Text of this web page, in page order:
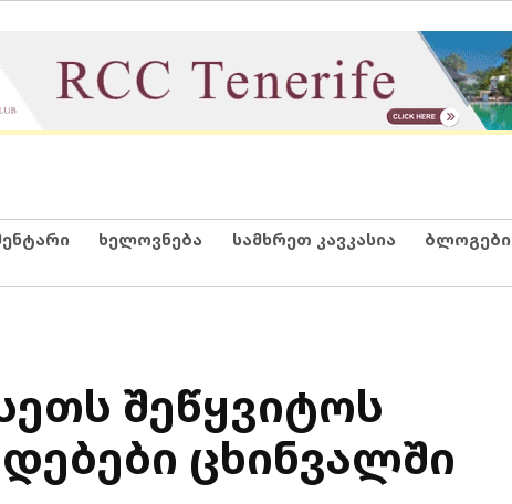
ხელოვნება სამხრეთ კავკასია ბლოგები
შეწყვიტოს
ცხინვალში